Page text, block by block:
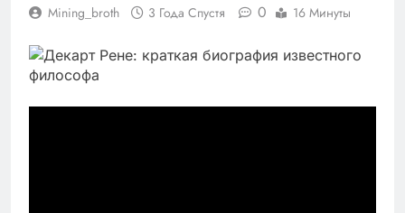
Mining_broth 3 Года Спустя 0 16 Минуты